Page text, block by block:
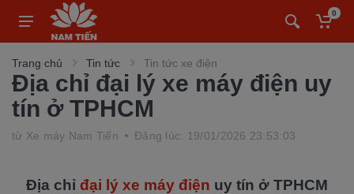
0
Trang chủ Tin tức Tin tức xe điện
Địa chỉ đại lý xe máy điện uy
tín ở TPHCM
từ Xe máy Nam Tiến Đăng lúc: 19/01/2026 23:53:03
Địa chỉ đại lý xe máy điện uy tín ở TPHCM